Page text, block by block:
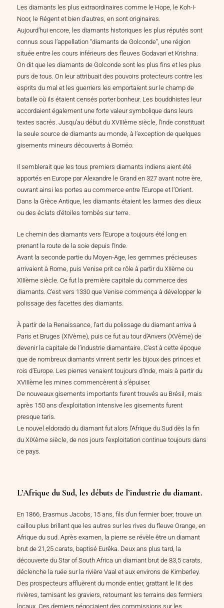
Les diamants les plus extraordinaires comme le Hope, le Koh-I-
Noor, le Régent et bien d’autres, en sont originaires.
Aujourd’hui encore, les diamants historiques les plus réputés sont
connus sous l’appellation “diamants de Golconde”, une région
située entre les cours inférieurs des fleuves Godavari et Krishna.
On dit que les diamants de Golconde sont les plus fins et les plus
purs de tous. On leur attribuait des pouvoirs protecteurs contre les
esprits du mal et les guerriers les emportaient sur le champ de
bataille où ils étaient censés porter bonheur. Les bouddhistes leur
accordaient également une forte valeur symbolique dans leurs
textes sacrés. Jusqu’au début du XVIIIème siècle, l’Inde constituait
la seule source de diamants au monde, à l’exception de quelques
gisements mineurs découverts à Bornéo.
Il semblerait que les tous premiers diamants indiens aient été
apportés en Europe par Alexandre le Grand en 327 avant notre ère,
ouvrant ainsi les portes au commerce entre l’Europe et l’Orient.
Dans la Grèce Antique, les diamants étaient les larmes des dieux
ou des éclats d’étoiles tombés sur terre.
Le chemin des diamants vers l’Europe a toujours été long en
prenant la route de la soie depuis l’Inde.
Avant la seconde partie du Moyen-Age, les gemmes précieuses
arrivaient à Rome, puis Venise prit ce rôle à partir du XIIème ou
XIIIème siècle. Ce fut la première capitale du commerce des
diamants. C’est vers 1330 que Venise commença à développer le
polissage des facettes des diamants.
À partir de la Renaissance, l’art du polissage du diamant arriva à
Paris et Bruges (XIVème), puis ce fut au tour d’Anvers (XVème) de
devenir la capitale de l’industrie diamantaire. C’est à cette époque
que de nombreux diamants vinrent sertir les bijoux des princes et
rois d’Europe. Les pierres venaient toujours d’Inde, mais à partir du
XVIIIème les mines commencèrent à s’épuiser.
De nouveaux gisements importants furent trouvés au Brésil, mais
après 150 ans d’exploitation intensive les gisements furent
presque taris.
Le nouvel eldorado du diamant fut alors l’Afrique du Sud dès la fin
du XIXème siècle, de nos jours l’exploitation continue toujours dans
ce pays.
L’Afrique du Sud, les débuts de l’industrie du diamant.
En 1866, Erasmus Jacobs, 15 ans, fils d’un fermier boer, trouve un
caillou plus brillant que les autres sur les rives du fleuve Orange, en
Afrique du sud. Après examen, la pierre se révèle être un diamant
brut de 21,25 carats, baptisé Eurêka. Deux ans plus tard, la
découverte du Star of South Africa un diamant brut de 83,5 carats,
déclenche la ruée sur la rivière Vaal et aux environs de Kimberley.
Des prospecteurs affluèrent du monde entier, grattant le lit des
rivières, tamisant les graviers, retournant les terrains des fermiers
locaux. Ces derniers négociaient des commissions sur les